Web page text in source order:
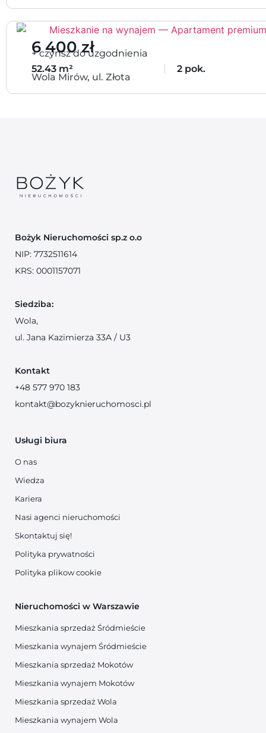
6 400 zł
+ czynsz do uzgodnienia
52.43 m²
2 pok.
Wola Mirów, ul. Złota
Bożyk Nieruchomości sp.z o.o
NIP: 7732511614
KRS: 0001157071
Siedziba:
Wola,
ul. Jana Kazimierza 33A / U3
Kontakt
+48 577 970 183
kontakt@bozyknieruchomosci.pl
Usługi biura
O nas
Wiedza
Kariera
Nasi agenci nieruchomości
Skontaktuj się!
Polityka prywatności
Polityka plikow cookie
Nieruchomości w Warszawie
Mieszkania sprzedaż Śródmieście
Mieszkania wynajem Śródmieście
Mieszkania sprzedaż Mokotów
Mieszkania wynajem Mokotów
Mieszkania sprzedaż Wola
Mieszkania wynajem Wola